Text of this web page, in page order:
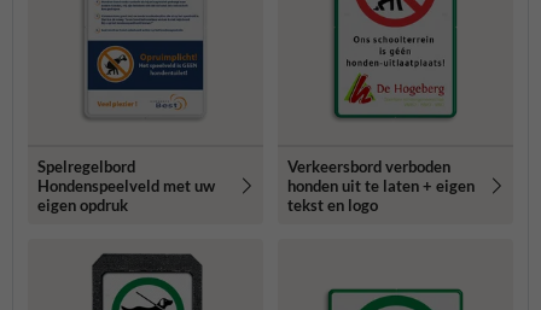
Spelregelbord
Hondenspeelveld met uw
eigen opdruk
Verkeersbord verboden
honden uit te laten + eigen
tekst en logo